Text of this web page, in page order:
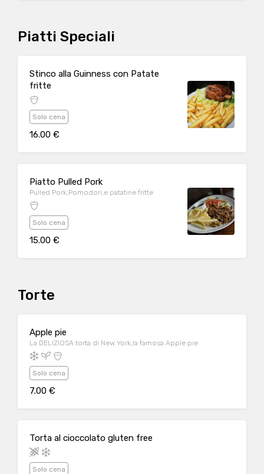
Piatti Speciali
Stinco alla Guinness con Patate
fritte
Solo cena
16.00 €
Piatto Pulled Pork
Pulled Pork,Pomodori,e patatine fritte
Solo cena
15.00 €
Torte
Apple pie
La DELIZIOSA torta di New York,la famosa Apple pie
Solo cena
7.00 €
Torta al cioccolato gluten free
Solo cena